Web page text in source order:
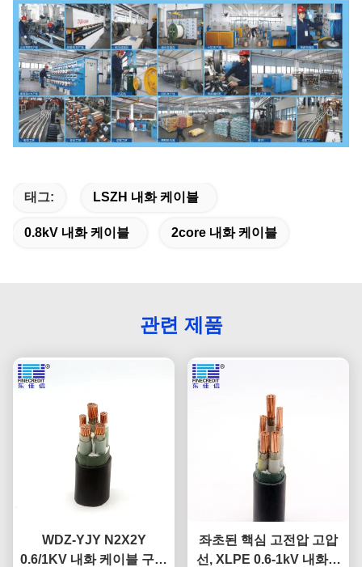
태그: LSZH 내화 케이블
0.8kV 내화 케이블 2core 내화 케이블
관련 제품
WDZ-YJY N2X2Y
0.6/1KV 내화 케이블 구리
좌초된 핵심 고전압 고압
선, XLPE 0.6-1kV 내화성